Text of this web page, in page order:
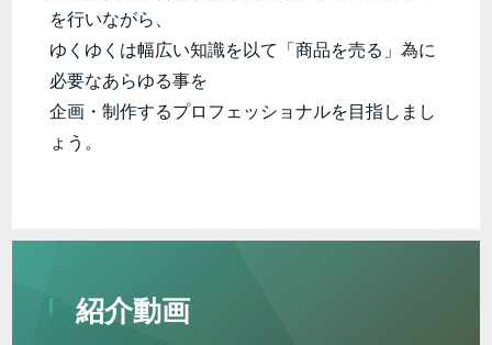
を行いながら、
ゆくゆくは幅広い知識を以て「商品を売る」為に
必要なあらゆる事を
企画・制作するプロフェッショナルを目指しまし
ょう。
紹介動画